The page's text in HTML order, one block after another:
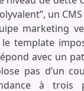
un
marketing
template
avec un
pas d’un
à trois